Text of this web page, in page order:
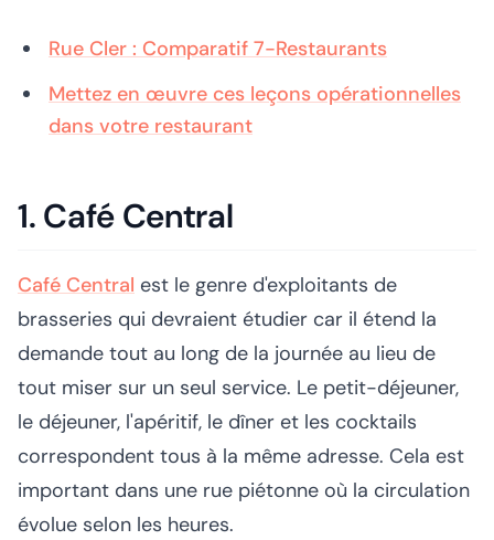
Rue Cler : Comparatif 7-Restaurants
Mettez en œuvre ces leçons opérationnelles
dans votre restaurant
1. Café Central
Café Central est le genre d'exploitants de
brasseries qui devraient étudier car il étend la
demande tout au long de la journée au lieu de
tout miser sur un seul service. Le petit-déjeuner,
le déjeuner, l'apéritif, le dîner et les cocktails
correspondent tous à la même adresse. Cela est
important dans une rue piétonne où la circulation
évolue selon les heures.